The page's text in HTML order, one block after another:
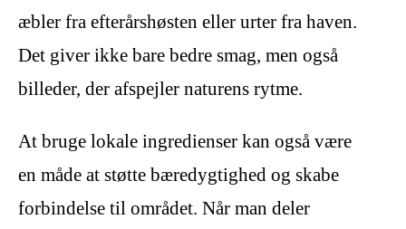
æbler fra efterårshøsten eller urter fra haven.
Det giver ikke bare bedre smag, men også
billeder, der afspejler naturens rytme.
At bruge lokale ingredienser kan også være
en måde at støtte bæredygtighed og skabe
forbindelse til området. Når man deler